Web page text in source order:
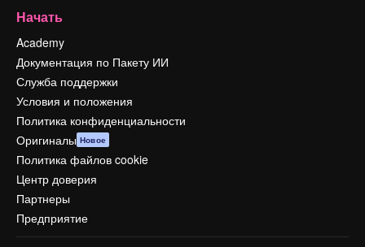
Начать
Academy
Документация по Пакету ИИ
Служба поддержки
Условия и положения
Политика конфиденциальности
Оригиналы Новое
Политика файлов cookie
Центр доверия
Партнеры
Предприятие